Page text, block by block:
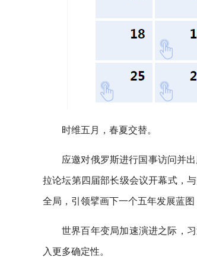
时维五月，春夏交替。
应邀对俄罗斯进行国事访问并
拉论坛第四届部长级会议开幕式，
全局，引领擘画下一个五年发展蓝
世界百年变局加速演进之际，
入更多确定性。